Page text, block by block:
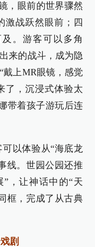
，眼前的世界骤然
激战跃然眼前；四
。游客可以多角
来的战斗，成为隐
戴上MR眼镜，感觉
了，沉浸式体验太
带着孩子游玩后连
以体验从“海底龙
线。世园公园还推
，让神话中的“天
框，完成了从古典
剧